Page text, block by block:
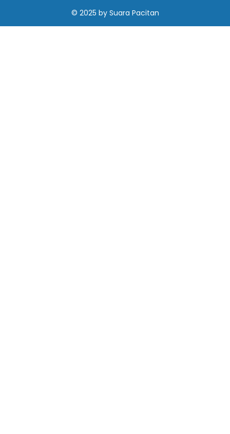
© 2025 by Suara Pacitan